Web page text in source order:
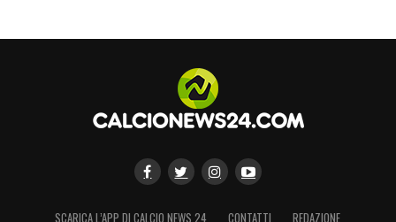
SCARICA L’APP DI CALCIO NEWS 24 CONTATTI REDAZIONE